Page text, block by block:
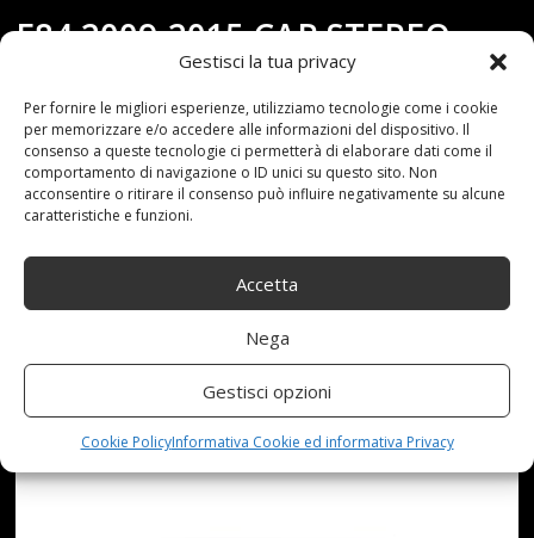
Gestisci la tua privacy
Per fornire le migliori esperienze, utilizziamo tecnologie come i cookie
per memorizzare e/o accedere alle informazioni del dispositivo. Il
consenso a queste tecnologie ci permetterà di elaborare dati come il
comportamento di navigazione o ID unici su questo sito. Non
acconsentire o ritirare il consenso può influire negativamente su alcune
caratteristiche e funzioni.
Accetta
Nega
Gestisci opzioni
Cookie PolicyInformativa Cookie ed informativa Privacy
E84 2009-2015 CAR STEREO
SUPPORTO
SWC/CARPLAY/DSP
(TELECAMERA POSTERIORE
INCLUSA),CIC,662 8G+256G